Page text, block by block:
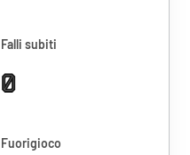
Falli subiti
0
Fuorigioco